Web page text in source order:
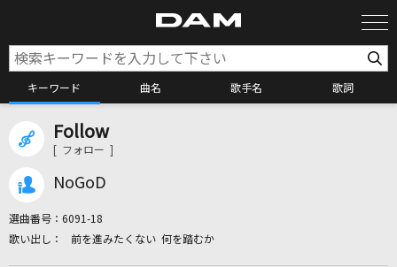
キーワード 曲名 歌手名 歌詞
Follow
[ フォロー ]
NoGoD
選曲番号： 6091-18
前を進みたくない 何を踏むか